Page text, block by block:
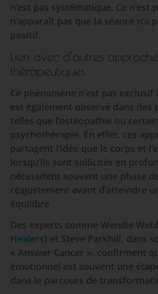
n’est pas systématique. Ce n’est
n’apparaît pas que la séance n’a
positif.
Lien avec d’autres
thérapeutiques
Ce phénomène n’est pas exclusif
est également observé dans des
telles que l’ostéopathie ou
psychothérapie. En effet, ces
partagent l’idée que le corps et
lorsqu’ils sont sollicités en
nécessitent souvent une phase
réajustement avant d’atteindre
équilibre
Des experts comme Wendie
Healers) et Steve Parkhill, dans
« Answer Cancer », confirment
émotionnel est souvent une
dans le parcours de